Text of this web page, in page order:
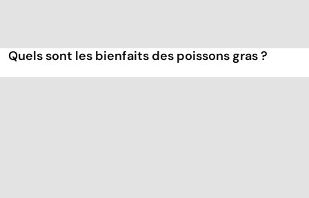
Quels sont les bienfaits des poissons gras ?